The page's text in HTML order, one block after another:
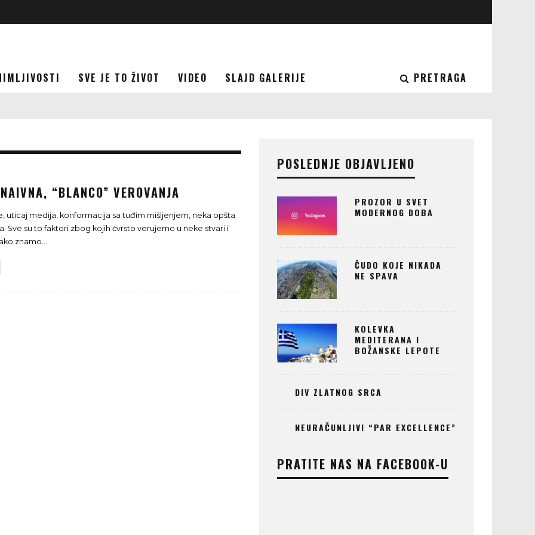
SVE JE TO ŽIVOT VIDEO SLAJD GALERIJE PRETRAGA
“BLANCO” VEROVANJA
uticaj medija, konformacija sa tuđim mišljenjem, neka opšta
Sve su to faktori zbog kojih čvrsto verujemo u neke stvari i
znamo...
POSLEDNJE OBJAVLJENO
PROZOR U SVET
MODERNOG DOBA
ČUDO KOJE NIKADA
NE SPAVA
KOLEVKA
MEDITERANA I
BOŽANSKE LEPOTE
DIV ZLATNOG SRCA
NEURAČUNLJIVI “PAR EXCELLENCE”
PRATITE NAS NA FACEBOOK-U